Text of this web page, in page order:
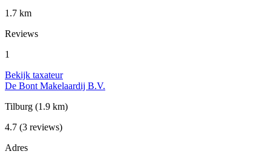
1.7 km
Reviews
1
Bekijk taxateur
De Bont Makelaardij B.V.
Tilburg (1.9 km)
4.7 (3 reviews)
Adres